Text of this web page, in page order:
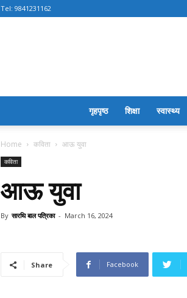
Tel: 9841231162
गृहपृष्ठ शिक्षा स्वास्थ्य
Home कविता आऊ युवा
कविता
आऊ युवा
By सारथि बाल पत्रिका - March 16, 2024
Share Facebook